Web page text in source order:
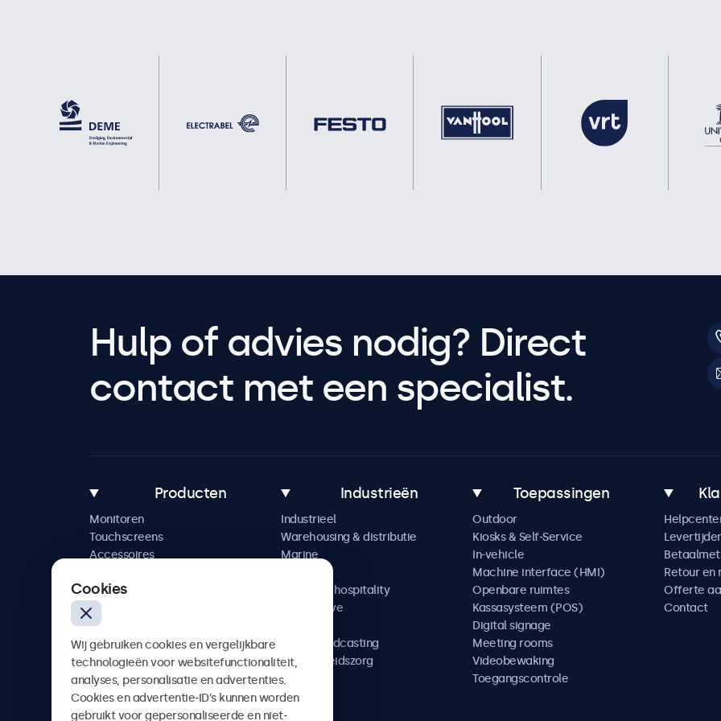
Hulp of advies nodig? Direct
contact met een specialist.
Producten
Monitoren
Touchscreens
Accessoires
Industrieën
Industrieel
Warehousing & distributie
Marine
Horeca & hospitality
Automotive
AV & Broadcasting
Gezondheidszorg
Toepassingen
Outdoor
Kiosks & Self-Service
In-vehicle
Machine interface (HMI)
Openbare ruimtes
Kassasysteem (POS)
Digital signage
Meeting rooms
Videobewaking
Toegangscontrole
Retour en
Offerte
Contact
Cookies
Wij gebruiken cookies en vergelijkbare
technologieën voor websitefunctionaliteit,
analyses, personalisatie en advertenties.
Cookies en advertentie-ID’s kunnen worden
gebruikt voor gepersonaliseerde en niet-